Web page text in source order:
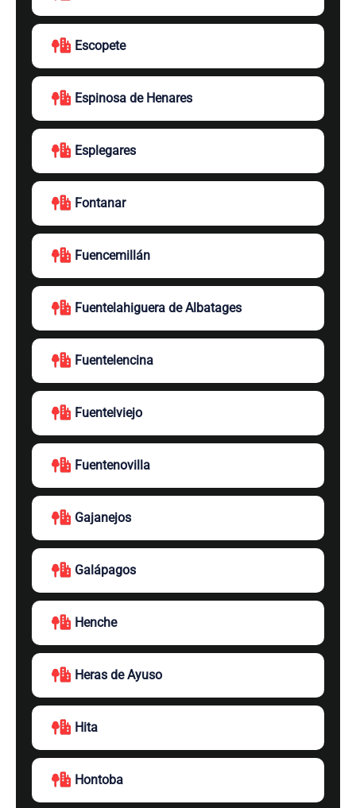
Escopete
Espinosa de Henares
Esplegares
Fontanar
Fuencemillán
Fuentelahiguera de Albatages
Fuentelencina
Fuentelviejo
Fuentenovilla
Gajanejos
Galápagos
Henche
Heras de Ayuso
Hita
Hontoba